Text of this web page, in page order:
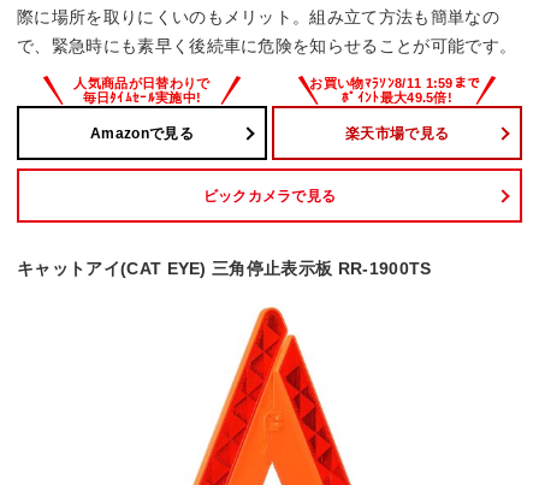
際に場所を取りにくいのもメリット。組み立て方法も簡単なの
で、緊急時にも素早く後続車に危険を知らせることが可能です。
Amazonで見る 楽天市場で見る
ビックカメラで見る
キャットアイ(CAT EYE) 三角停止表示板 RR-1900TS